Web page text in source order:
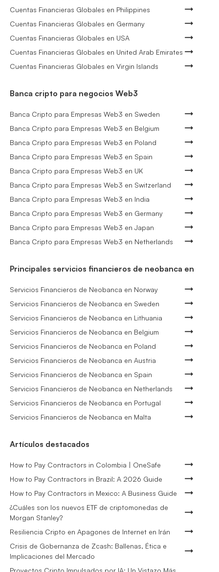
Cuentas Financieras Globales en Philippines
Cuentas Financieras Globales en Germany
Cuentas Financieras Globales en USA
Cuentas Financieras Globales en United Arab Emirates
Cuentas Financieras Globales en Virgin Islands
Banca cripto para negocios Web3
Banca Cripto para Empresas Web3 en Sweden
Banca Cripto para Empresas Web3 en Belgium
Banca Cripto para Empresas Web3 en Poland
Banca Cripto para Empresas Web3 en Spain
Banca Cripto para Empresas Web3 en UK
Banca Cripto para Empresas Web3 en Switzerland
Banca Cripto para Empresas Web3 en India
Banca Cripto para Empresas Web3 en Germany
Banca Cripto para Empresas Web3 en Japan
Banca Cripto para Empresas Web3 en Netherlands
Principales servicios financieros de neobanca en
Servicios Financieros de Neobanca en Norway
Servicios Financieros de Neobanca en Sweden
Servicios Financieros de Neobanca en Lithuania
Servicios Financieros de Neobanca en Belgium
Servicios Financieros de Neobanca en Poland
Servicios Financieros de Neobanca en Austria
Servicios Financieros de Neobanca en Spain
Servicios Financieros de Neobanca en Netherlands
Servicios Financieros de Neobanca en Portugal
Servicios Financieros de Neobanca en Malta
Artículos destacados
How to Pay Contractors in Colombia | OneSafe
How to Pay Contractors in Brazil: A 2026 Guide
How to Pay Contractors in Mexico: A Business Guide
¿Cuáles son los nuevos ETF de criptomonedas de
Morgan Stanley?
Resiliencia Cripto en Apagones de Internet en Irán
Crisis de Gobernanza de Zcash: Ballenas, Ética e
Implicaciones del Mercado
Proyectos Cripto Impulsados por IA: Un Vistazo Más